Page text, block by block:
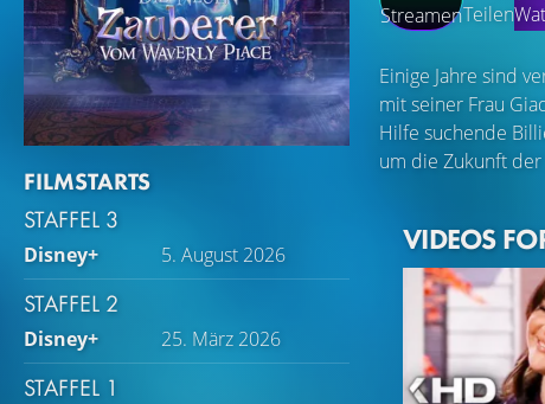
FILMSTARTS
STAFFEL 3
Disney+ 5. August 2026
STAFFEL 2
Disney+ 25. März 2026
STAFFEL 1
StreamenTeilen
Einige Jahre sind
mit seiner Frau
Hilfe suchende
um die Zukunft
VIDEOS